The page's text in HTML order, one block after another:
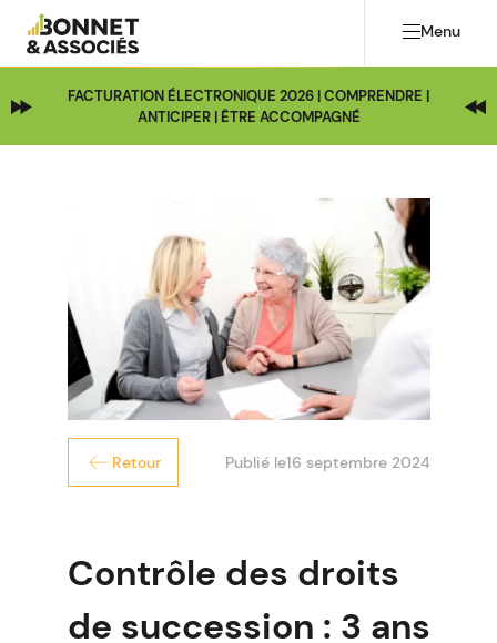
Menu
FACTURATION ÉLECTRONIQUE 2026 | COMPRENDRE |
ANTICIPER | ÊTRE ACCOMPAGNÉ
Retour Publié le16 septembre 2024
Contrôle des droits
de succession : 3 ans